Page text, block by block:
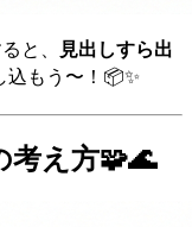
と、
見出しすら出
もう〜！📦✨
考え方🧩🌊